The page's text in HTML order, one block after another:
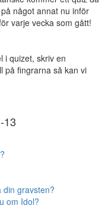
något annat nu inför
varje vecka som gått!
i quizet, skriv en
på fingrarna så kan vi
13
din gravsten?
om Idol?